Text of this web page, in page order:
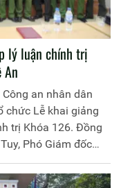
lý luận chính trị
an nhân dân
chức Lễ khai giảng
trị Khóa 126. Đồng
Phó Giám đốc